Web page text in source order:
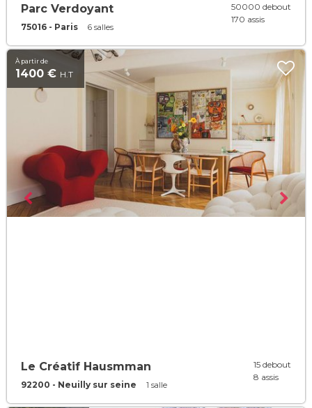
Parc Verdoyant
75016 - Paris 6 salles
50000 debout
170 assis
À partir de
1400 € H.T
Le Créatif Hausmman
92200 - Neuilly sur seine 1 salle
15 debout
8 assis